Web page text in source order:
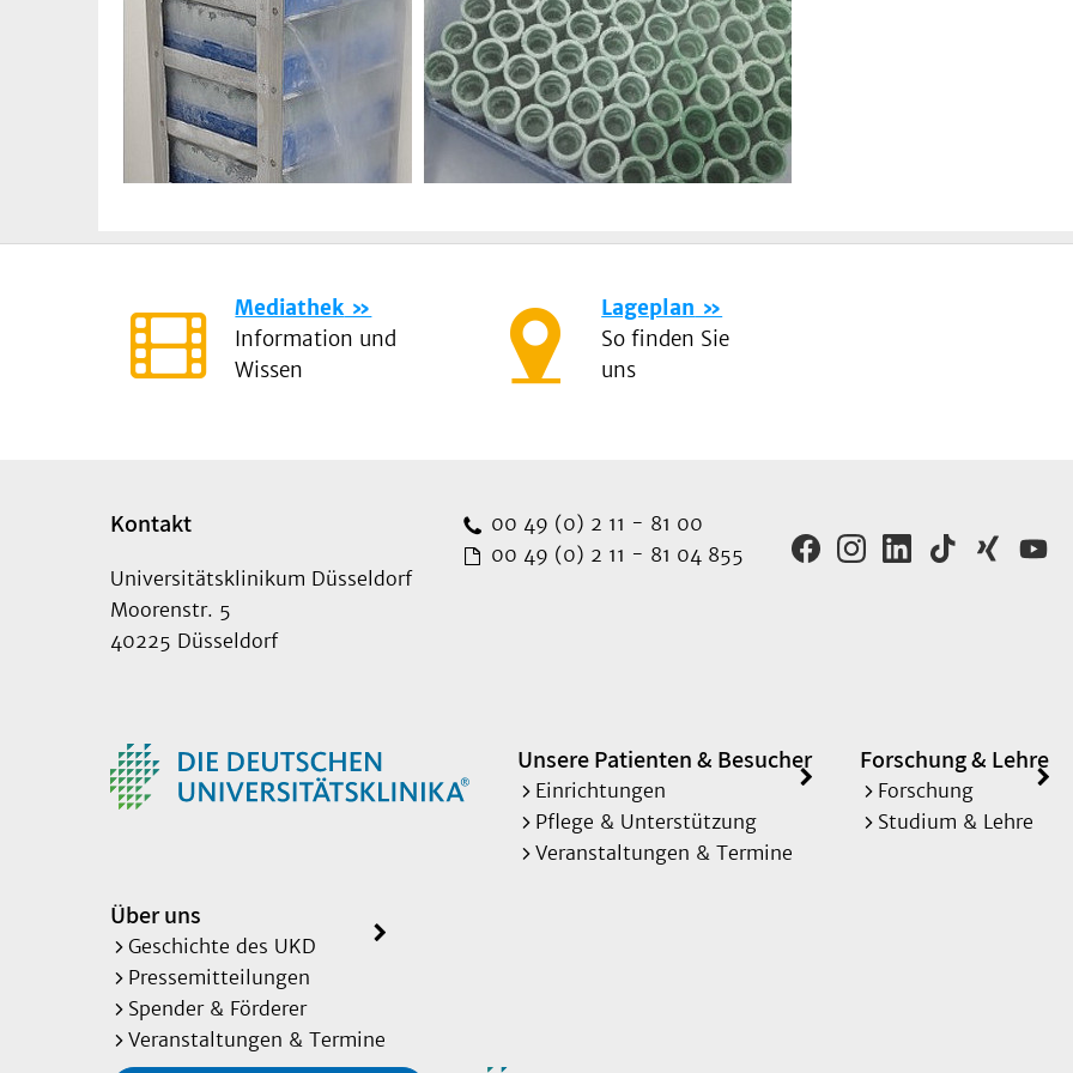
Mediathek
Information und
Wissen
Lageplan
So finden Sie
uns
Kontakt
Universitätsklinikum Düsseldorf
Moorenstr. 5
40225 Düsseldorf
00 49 (0) 2 11 - 81 00
00 49 (0) 2 11 - 81 04 855
Unsere Patienten & Besucher
Einrichtungen
Pflege & Unterstützung
Veranstaltungen & Termine
Forschung & Lehre
Forschung
Studium & Lehre
Über uns
Geschichte des UKD
Pressemitteilungen
Spender & Förderer
Veranstaltungen & Termine